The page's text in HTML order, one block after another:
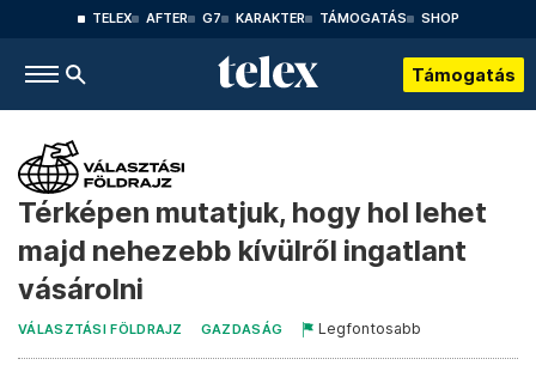
TELEX AFTER G7 KARAKTER TÁMOGATÁS SHOP
Támogatás
Térképen mutatjuk, hogy hol lehet
majd nehezebb kívülről ingatlant
vásárolni
VÁLASZTÁSI FÖLDRAJZ GAZDASÁG Legfontosabb